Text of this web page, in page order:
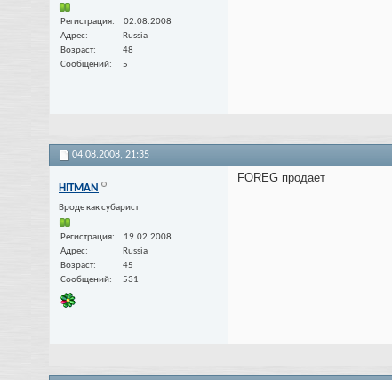
Регистрация
02.08.2008
Адрес
Russia
Возраст
48
Сообщений
5
04.08.2008, 21:35
HITMAN
Вроде как субарист
Регистрация
19.02.2008
Адрес
Russia
Возраст
45
Сообщений
531
FOREG продает